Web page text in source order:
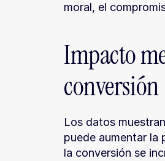
moral, el
Impacto
conversión
Los datos
puede aumentar la
la conversión se